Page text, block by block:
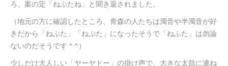
ろ、案の定「ねぶたね」と聞き返されました。
（地元の方に確認したところ、青森の人たちは濁音や半濁音が好
きだから「ねぶた」「ねぷた」になったそうで「ねふた」は勿論
ないのだそうです ^ ^）
少しだけ大人しい「ヤーヤドー」の掛け声で、大きな太鼓に連ね